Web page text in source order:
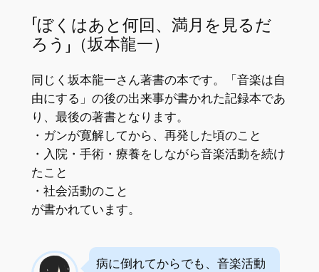
「ぼくはあと何回、満月を見るだ
ろう」（坂本龍一）
同じく坂本龍一さん著書の本です。「音楽は自
由にする」の後の出来事が書かれた記録本であ
り、最後の著書となります。
・ガンが寛解してから、再発した頃のこと
・入院・手術・療養をしながら音楽活動を続け
たこと
・社会活動のこと
が書かれています。
病に倒れてからでも、音楽活動